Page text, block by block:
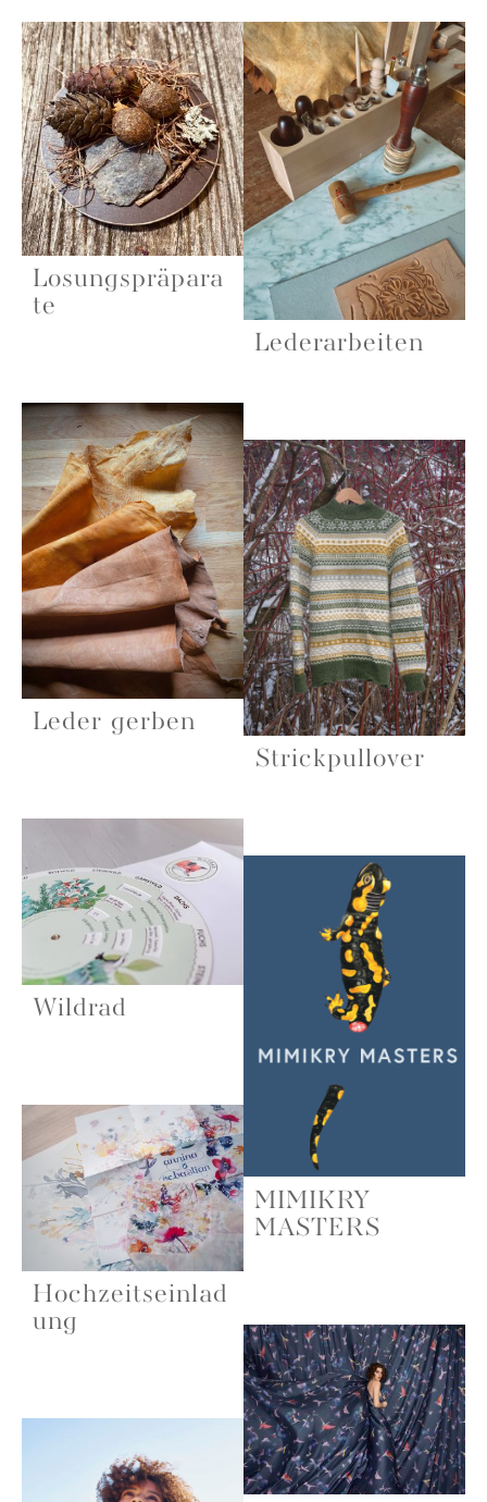
Losungspräpara
te
Lederarbeiten
Leder gerben
Strickpullover
Wildrad
MIMIKRY
MASTERS
Hochzeitseinlad
ung